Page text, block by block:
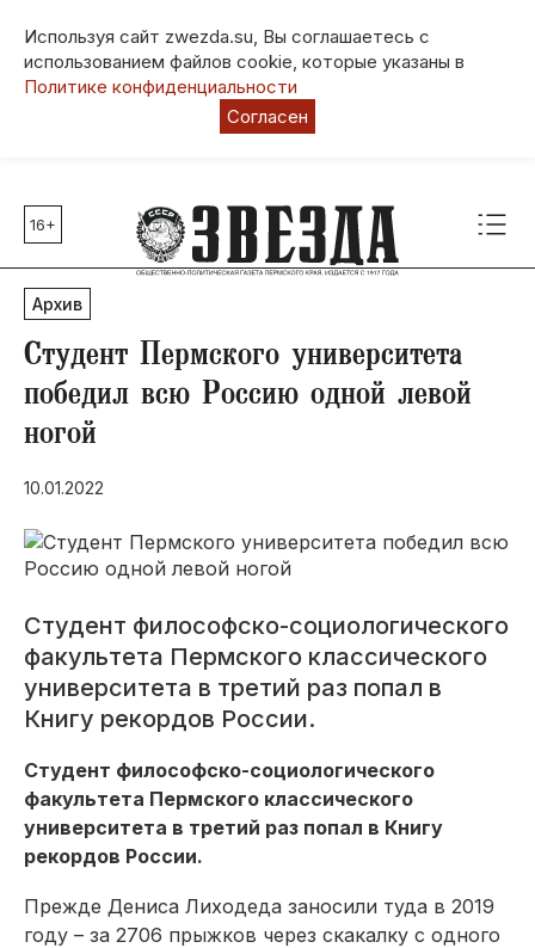
Используя сайт zwezda.su, Вы соглашаетесь с
использованием файлов cookie, которые указаны в
Политике конфиденциальности
Согласен
Главные темы
80 лет Победы
Молодежная столица РФ
СВО
Выборы в Пермском крае
Социальная поддержка
Инфраструктура
Благоустройство
16+
Архив
Студент Пермского университета
победил всю Россию одной левой
ногой
10.01.2022
Студент философско-социологического
факультета Пермского классического
университета в третий раз попал в
Книгу рекордов России.
Студент философско-социологического
факультета Пермского классического
университета в третий раз попал в Книгу
рекордов России.
Прежде Дениса Лиходеда заносили туда в 2019
году – за 2706 прыжков через скакалку с одного